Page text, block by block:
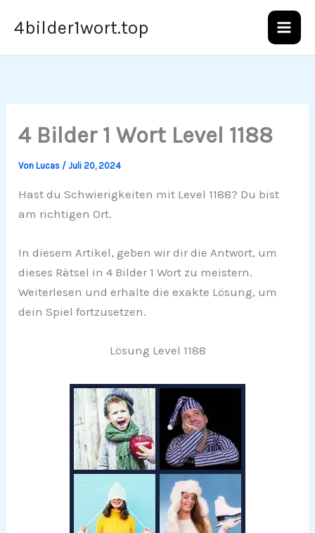
Inhalt
4bilder1wort.top
4 Bilder 1 Wort Level 1188
VonLucas /Juli 20, 2024
Hast du Schwierigkeiten mit Level 1188? Du bist
am richtigen Ort.
In diesem Artikel, geben wir dir die Antwort, um
dieses Rätsel in 4 Bilder 1 Wort zu meistern.
Weiterlesen und erhalte die exakte Lösung, um
dein Spiel fortzusetzen.
Lösung Level 1188